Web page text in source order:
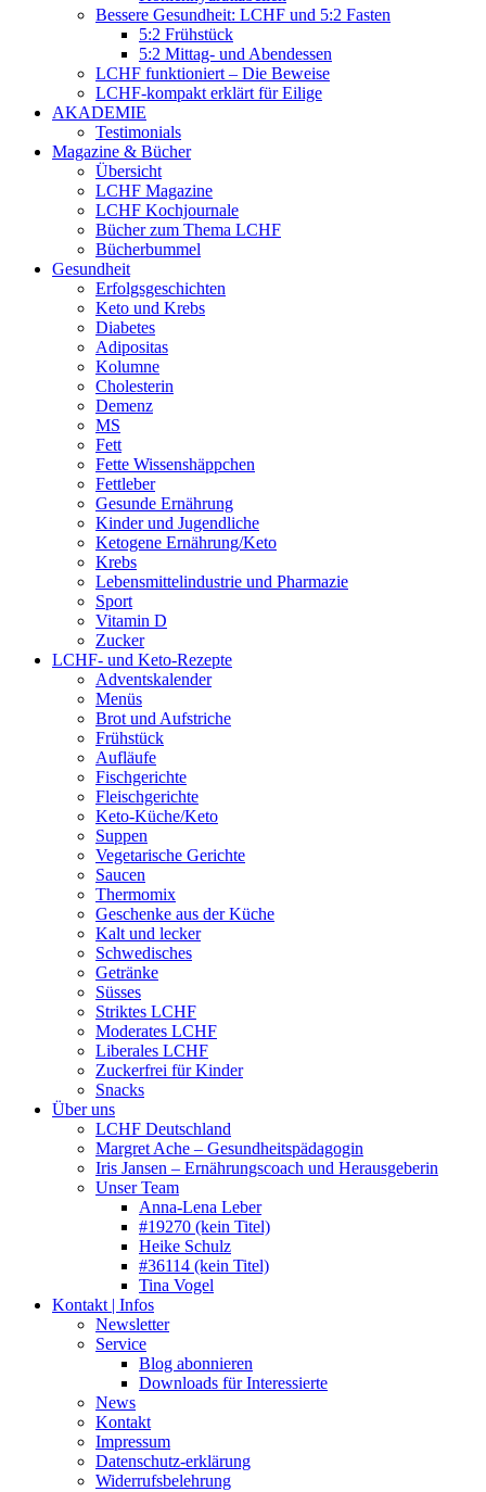
Bessere Gesundheit: LCHF und 5:2 Fasten
5:2 Frühstück
5:2 Mittag- und Abendessen
LCHF funktioniert – Die Beweise
LCHF-kompakt erklärt für Eilige
AKADEMIE
Testimonials
Magazine & Bücher
Übersicht
LCHF Magazine
LCHF Kochjournale
Bücher zum Thema LCHF
Bücherbummel
Gesundheit
Erfolgsgeschichten
Keto und Krebs
Diabetes
Adipositas
Kolumne
Cholesterin
Demenz
MS
Fett
Fette Wissenshäppchen
Fettleber
Gesunde Ernährung
Kinder und Jugendliche
Ketogene Ernährung/Keto
Krebs
Lebensmittelindustrie und Pharmazie
Sport
Vitamin D
Zucker
LCHF- und Keto-Rezepte
Adventskalender
Menüs
Brot und Aufstriche
Frühstück
Aufläufe
Fischgerichte
Fleischgerichte
Keto-Küche/Keto
Suppen
Vegetarische Gerichte
Saucen
Thermomix
Geschenke aus der Küche
Kalt und lecker
Schwedisches
Getränke
Süsses
Striktes LCHF
Moderates LCHF
Liberales LCHF
Zuckerfrei für Kinder
Snacks
Über uns
LCHF Deutschland
Margret Ache – Gesundheitspädagogin
Iris Jansen – Ernährungscoach und Herausgeberin
Unser Team
Anna-Lena Leber
#19270 (kein Titel)
Heike Schulz
#36114 (kein Titel)
Tina Vogel
Kontakt | Infos
Newsletter
Service
Blog abonnieren
Downloads für Interessierte
News
Kontakt
Impressum
Datenschutz-erklärung
Widerrufsbelehrung